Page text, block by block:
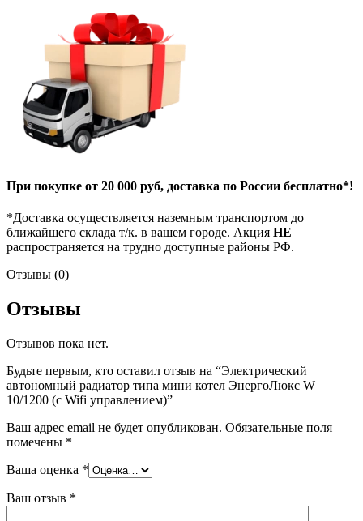
При покупке от 20 000 руб, доставка по России бесплатно*!
*Доставка осуществляется наземным транспортом до
ближайшего склада т/к. в вашем городе. Акция НЕ
распространяется на трудно доступные районы РФ.
Отзывы (0)
Отзывы
Отзывов пока нет.
Будьте первым, кто оставил отзыв на “Электрический
автономный радиатор типа мини котел ЭнергоЛюкс W
10/1200 (с Wifi управлением)”
Ваш адрес email не будет опубликован. Обязательные поля
помечены *
Ваша оценка *
Ваш отзыв *